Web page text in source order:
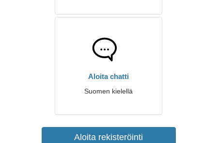
Aloita chatti
Suomen kielellä
Aloita rekisteröinti